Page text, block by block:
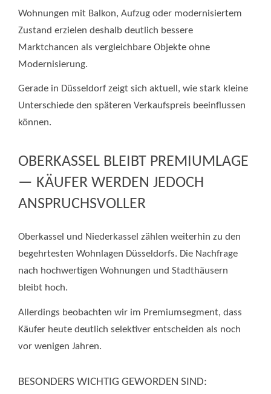
Wohnungen mit Balkon, Aufzug oder modernisiertem
Zustand erzielen deshalb deutlich bessere
Marktchancen als vergleichbare Objekte ohne
Modernisierung.
Gerade in Düsseldorf zeigt sich aktuell, wie stark kleine
Unterschiede den späteren Verkaufspreis beeinflussen
können.
OBERKASSEL BLEIBT PREMIUMLAGE
— KÄUFER WERDEN JEDOCH
ANSPRUCHSVOLLER
Oberkassel und Niederkassel zählen weiterhin zu den
begehrtesten Wohnlagen Düsseldorfs. Die Nachfrage
nach hochwertigen Wohnungen und Stadthäusern
bleibt hoch.
Allerdings beobachten wir im Premiumsegment, dass
Käufer heute deutlich selektiver entscheiden als noch
vor wenigen Jahren.
BESONDERS WICHTIG GEWORDEN SIND: